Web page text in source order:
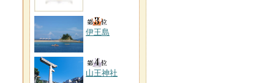
伊王島
山王神社